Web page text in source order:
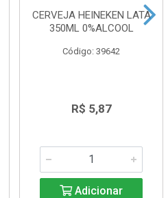
CERVEJA HEINEKEN LATA
350ML 0%ALCOOL
Código: 39642
R$ 5,87
Adicionar